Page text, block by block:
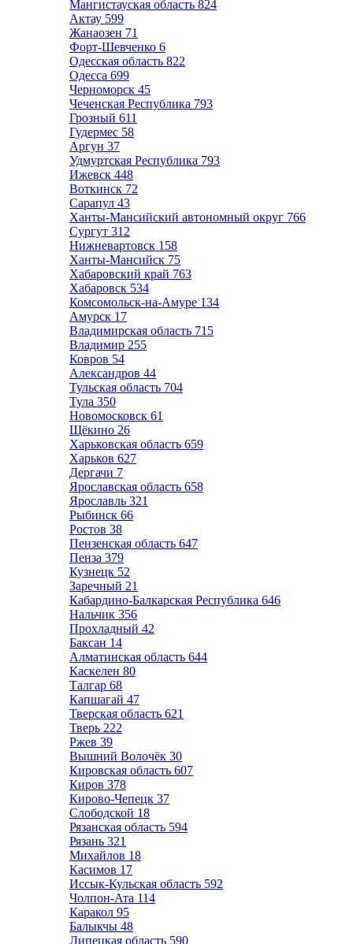
Мангистауская область 824
Актау 599
Жанаозен 71
Форт-Шевченко 6
Одесская область 822
Одесса 699
Черноморск 45
Чеченская Республика 793
Грозный 611
Гудермес 58
Аргун 37
Удмуртская Республика 793
Ижевск 448
Воткинск 72
Сарапул 43
Ханты-Мансийский автономный округ 766
Сургут 312
Нижневартовск 158
Ханты-Мансийск 75
Хабаровский край 763
Хабаровск 534
Комсомольск-на-Амуре 134
Амурск 17
Владимирская область 715
Владимир 255
Ковров 54
Александров 44
Тульская область 704
Тула 350
Новомосковск 61
Щёкино 26
Харьковская область 659
Харьков 627
Дергачи 7
Ярославская область 658
Ярославль 321
Рыбинск 66
Ростов 38
Пензенская область 647
Пенза 379
Кузнецк 52
Заречный 21
Кабардино-Балкарская Республика 646
Нальчик 356
Прохладный 42
Баксан 14
Алматинская область 644
Каскелен 80
Талгар 68
Капшагай 47
Тверская область 621
Тверь 222
Ржев 39
Вышний Волочёк 30
Кировская область 607
Киров 378
Кирово-Чепецк 37
Слободской 18
Рязанская область 594
Рязань 321
Михайлов 18
Касимов 17
Иссык-Кульская область 592
Чолпон-Ата 114
Каракол 95
Балыкчы 48
Липецкая область 590